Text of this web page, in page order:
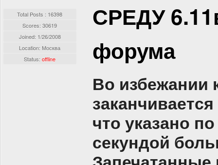
Total Posts : 16398
Scores: 30619
Joined: 1/26/2008
Location: Москва
Status:offline
СРЕДУ
форума
Во избежании
что указано
секундой